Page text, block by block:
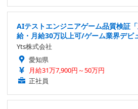
AIテストエンジニアゲーム品質検証
給・月給30万以上可/ゲーム業界デビ
Yts株式会社
愛知県
月給31万7,900円～50万円
正社員